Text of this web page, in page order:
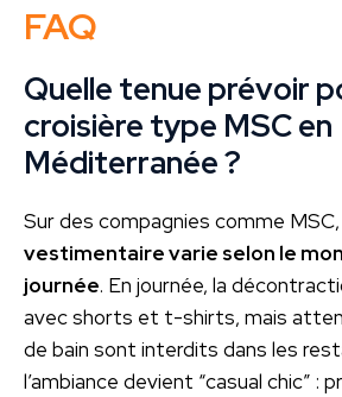
FAQ
Quelle tenue prévoir
croisière type MSC en
Méditerranée ?
Sur des compagnies comme MSC,
vestimentaire varie selon le
journée. En journée, la
avec shorts et t-shirts, mais
de bain sont interdits dans les
l’ambiance devient “casual chic” :